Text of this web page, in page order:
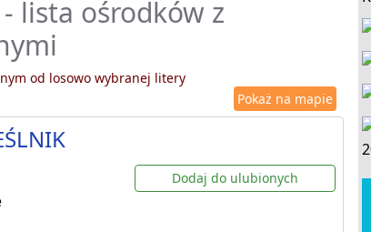
lista ośrodków z
od losowo wybranej litery
Pokaż na mapie
Dodaj do ulubionych